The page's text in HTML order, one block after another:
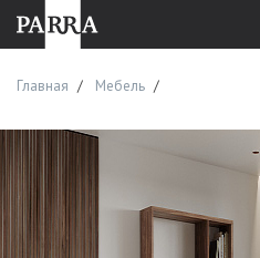
Главная Мебель